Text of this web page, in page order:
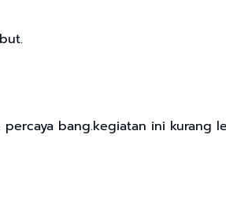
bang.kegiatan ini kurang